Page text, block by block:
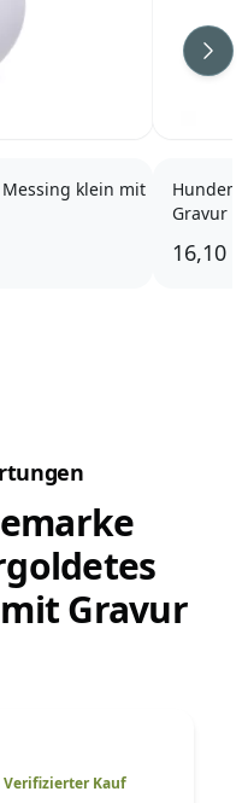
klein mit
Gravur
16,10
Gravur
Verifizierter Kauf